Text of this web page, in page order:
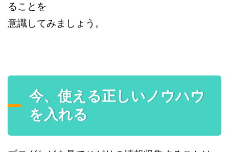
ることを
意識してみましょう。
今、使える正しいノウハウ
を入れる